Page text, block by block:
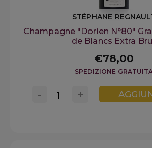
STÉPHANE
Champagne "Dorien N°80"
de Blancs Extra
€78,00
SPEDIZIONE
+
-